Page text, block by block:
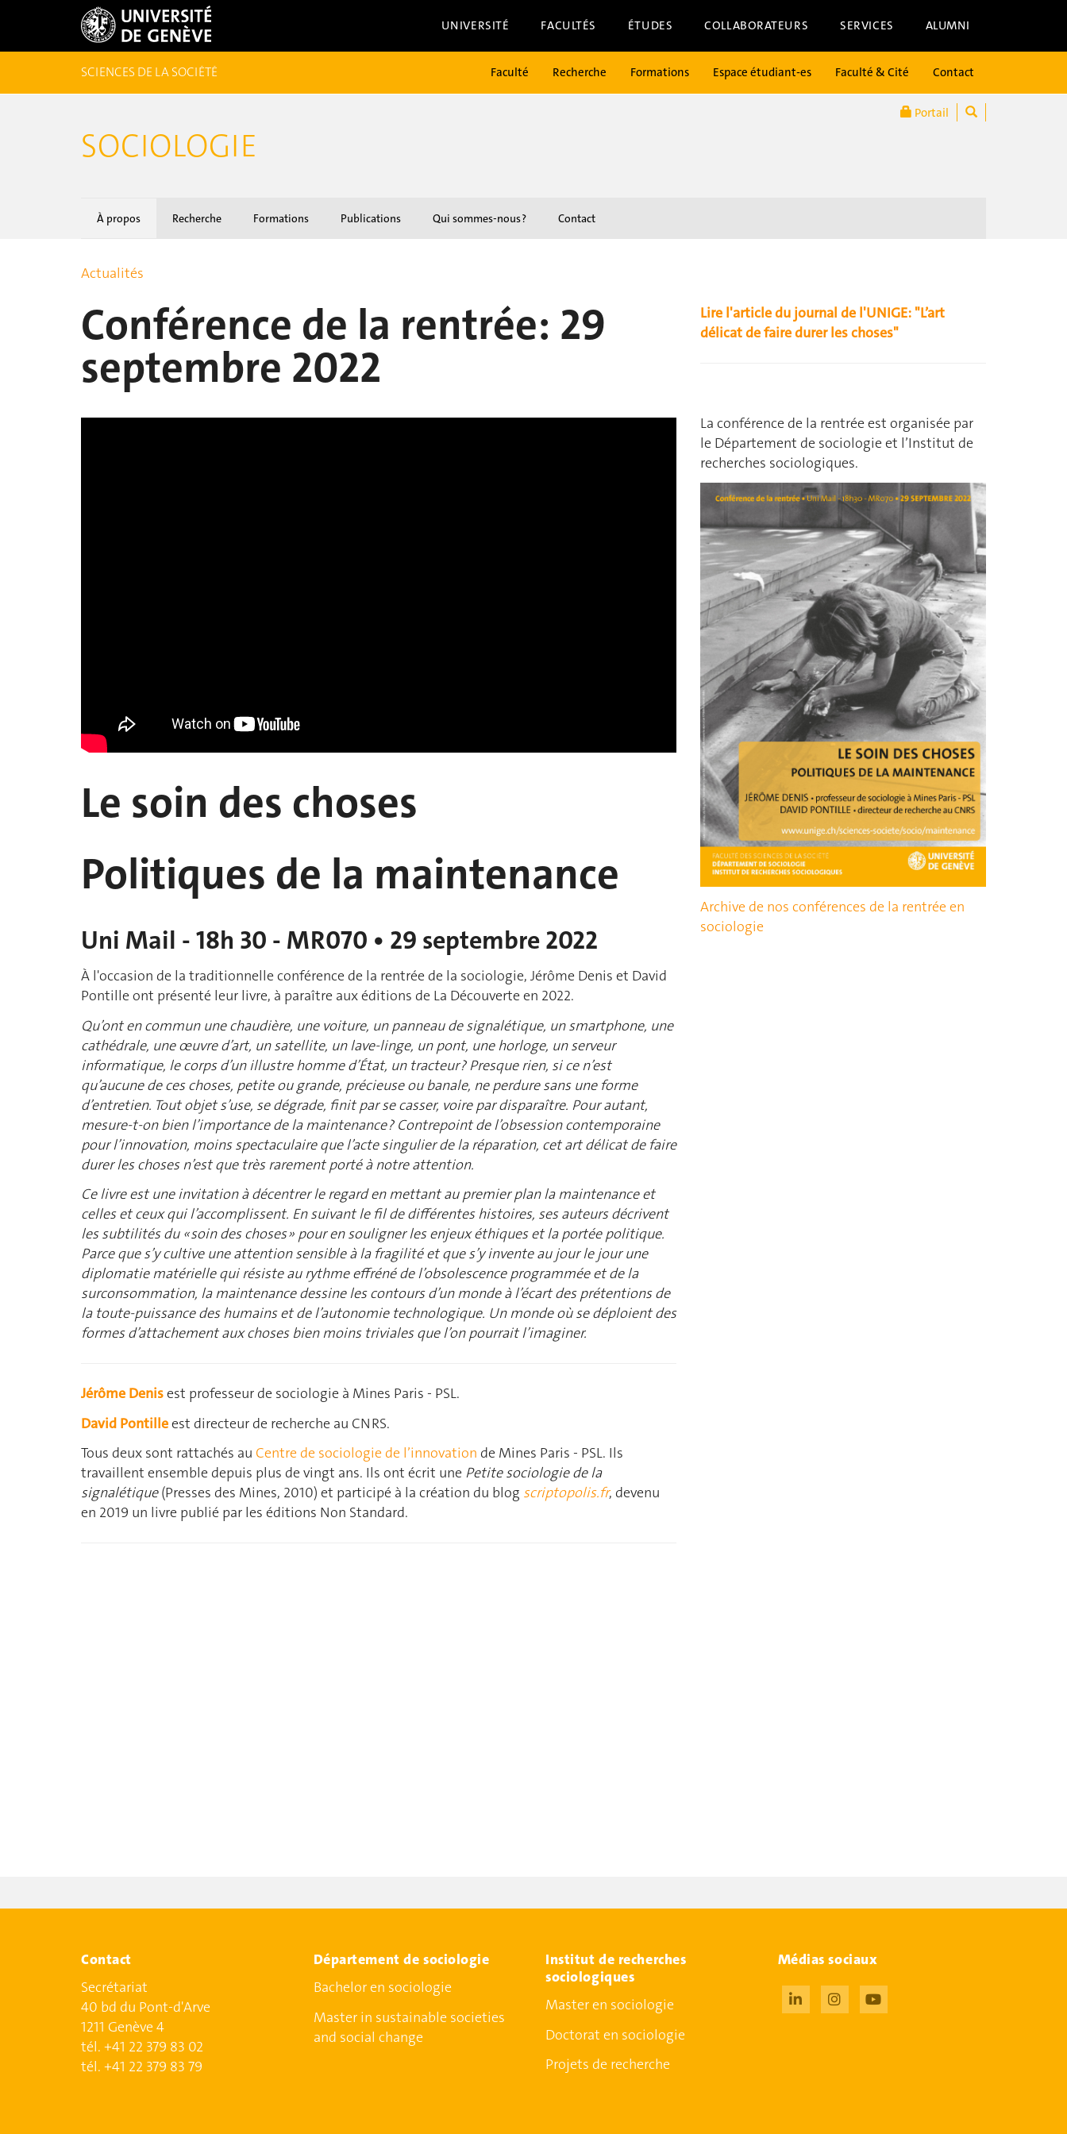
UNIVERSITÉ FACULTÉS ÉTUDES COLLABORATEURS SERVICES ALUMNI
Portail
SCIENCES DE LA SOCIÉTÉ Faculté Recherche Formations Espace étudiant-es Faculté & Cité Contact
SOCIOLOGIE
À propos Recherche Formations Publications Qui sommes-nous ? Contact
Actualités
Conférence de la rentrée: 29
septembre 2022
Le soin des choses
Politiques de la maintenance
Uni Mail - 18h 30 - MR070 • 29 septembre 2022
À l'occasion de la traditionnelle conférence de la rentrée de la sociologie, Jérôme Denis et David
Pontille ont présenté leur livre, à paraître aux éditions de La Découverte en 2022.
Qu’ont en commun une chaudière, une voiture, un panneau de signalétique, un smartphone, une
cathédrale, une œuvre d’art, un satellite, un lave-linge, un pont, une horloge, un serveur
informatique, le corps d’un illustre homme d’État, un tracteur ? Presque rien, si ce n’est
qu’aucune de ces choses, petite ou grande, précieuse ou banale, ne perdure sans une forme
d’entretien. Tout objet s’use, se dégrade, finit par se casser, voire par disparaître. Pour autant,
mesure-t-on bien l’importance de la maintenance ? Contrepoint de l’obsession contemporaine
pour l’innovation, moins spectaculaire que l’acte singulier de la réparation, cet art délicat de faire
durer les choses n’est que très rarement porté à notre attention.
Ce livre est une invitation à décentrer le regard en mettant au premier plan la maintenance et
celles et ceux qui l’accomplissent. En suivant le fil de différentes histoires, ses auteurs décrivent
les subtilités du « soin des choses » pour en souligner les enjeux éthiques et la portée politique.
Parce que s’y cultive une attention sensible à la fragilité et que s’y invente au jour le jour une
diplomatie matérielle qui résiste au rythme effréné de l’obsolescence programmée et de la
surconsommation, la maintenance dessine les contours d’un monde à l’écart des prétentions de
la toute-puissance des humains et de l’autonomie technologique. Un monde où se déploient des
formes d’attachement aux choses bien moins triviales que l’on pourrait l’imaginer.
Jérôme Denisest professeur de sociologie à Mines Paris - PSL.
David Pontilleest directeur de recherche au CNRS.
Tous deux sont rattachés au Centre de sociologie de l’innovation de Mines Paris - PSL. Ils
travaillent ensemble depuis plus de vingt ans. Ils ont écrit une Petite sociologie de la
signalétique(Presses des Mines, 2010) et participé à la création du blog scriptopolis.fr, devenu
en 2019 un livre publié par les éditions Non Standard.
Lire l'article du journal de l'UNIGE: "L’art
délicat de faire durer les choses"
La conférence de la rentrée est organisée par
le Département de sociologie et l’Institut de
recherches sociologiques.
Archive de nos conférences de la rentrée en
sociologie
Contact
Secrétariat
40 bd du Pont-d'Arve
1211 Genève 4
tél. +41 22 379 83 02
tél. +41 22 379 83 79
Département de sociologie
Bachelor en sociologie
Master in sustainable societies
and social change
Institut de recherches
sociologiques
Master en sociologie
Doctorat en sociologie
Projets de recherche
Médias sociaux